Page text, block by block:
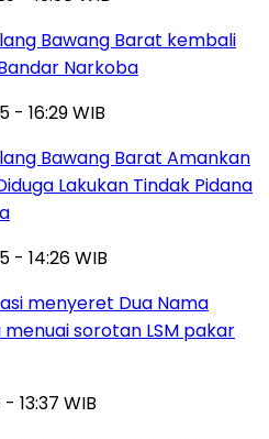
Bawang Barat kembali
Narkoba
- 16:29 WIB
Bawang Barat Amankan
Lakukan Tindak Pidana
- 14:26 WIB
menyeret Dua Nama
sorotan LSM pakar
13:37 WIB